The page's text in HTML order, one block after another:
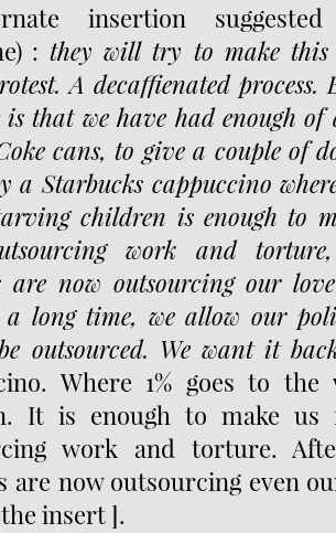
insertion
: they will try to make this
A decaffienated process.
is that we have had enough
cans, to give a couple of
a Starbucks cappuccino
children is enough to
work and
are now outsourcing our
long time, we allow our
outsourced. We want it
Where 1% goes to the
It is enough to make us
work and torture.
are now outsourcing even
insert ].